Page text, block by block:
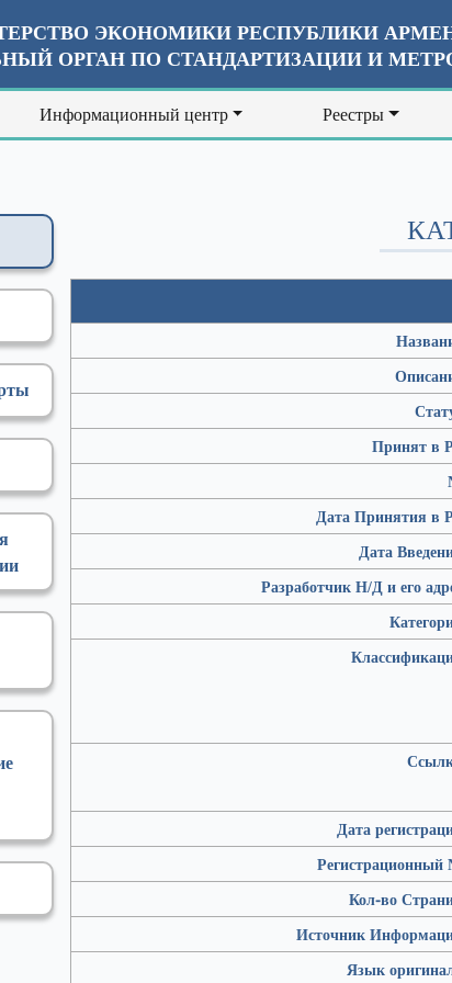
ЭКОНОМИКИ РЕСПУБЛИКИ
ОРГАН ПО СТАНДАРТИЗАЦИИ И
Информационный центр Реестры
Принят в
Дата Принятия в
Дата
Разработчик Н/Д и его
Дата
Кол-во
Источник
Язык